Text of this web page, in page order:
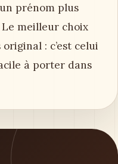
prénom plus
meilleur choix
: c’est celui
à porter dans